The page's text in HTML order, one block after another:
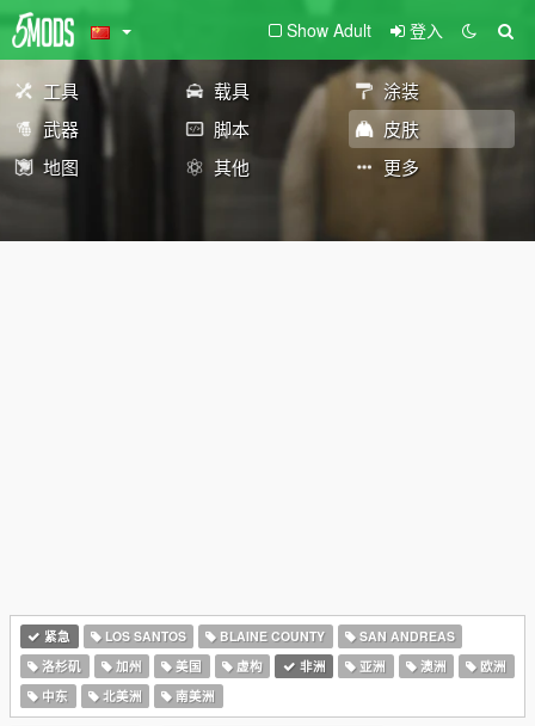
Show Adult 登入
工具 载具
涂装
武器
脚本
皮肤
地图
其他 更多
紧急 LOS SANTOS BLAINE COUNTY
SAN ANDREAS
洛杉矶
加州 美国 虚构 非洲 亚洲 澳洲
欧洲
中东
北美洲 南美洲